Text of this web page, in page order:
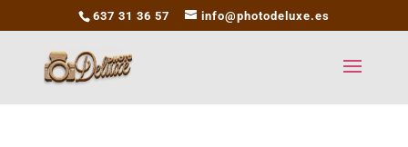
637 31 36 57 info@photodeluxe.es